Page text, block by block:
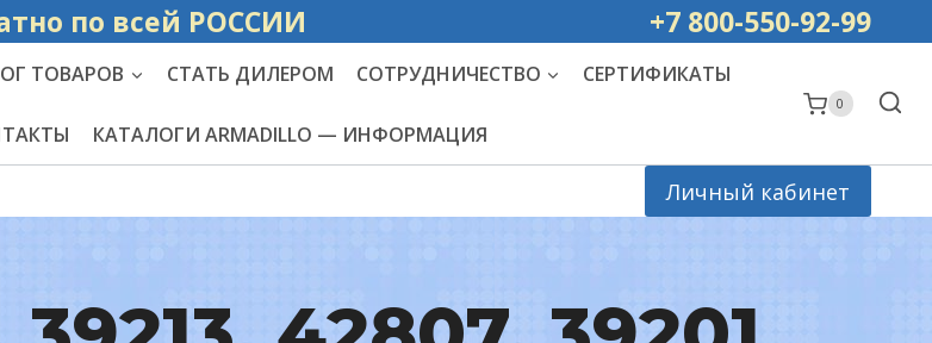
по всей РОССИИ +7 800-550-92-99
ТОВАРОВ СТАТЬ ДИЛЕРОМ СОТРУДНИЧЕСТВО СЕРТИФИКАТЫ
КАТАЛОГИ ARMADILLO — ИНФОРМАЦИЯ
0
Личный кабинет